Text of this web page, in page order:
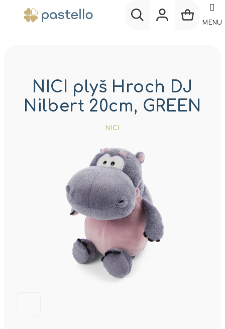
MENU
NICI plyš Hroch DJ
Nilbert 20cm, GREEN
NICI